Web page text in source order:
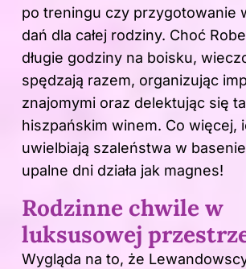
po treningu czy przygotowanie
dań dla całej rodziny. Choć
długie godziny na boisku,
spędzają razem, organizując
znajomymi oraz delektując się
hiszpańskim winem. Co więcej,
uwielbiają szaleństwa w
upalne dni działa jak magnes!
Rodzinne chwile w
luksusowej
Wygląda na to, że